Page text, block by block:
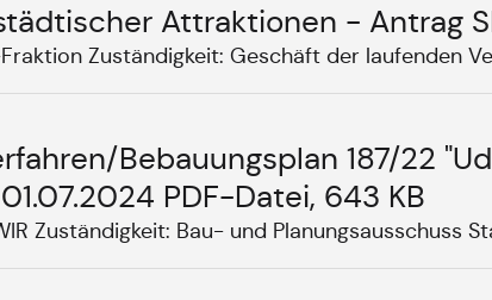
Attraktionen - Antrag
Zuständigkeit: Geschäft der laufenden
Bebauungsplan 187/22
PDF-Datei, 643 KB
Zuständigkeit: Bau- und Planungsausschuss